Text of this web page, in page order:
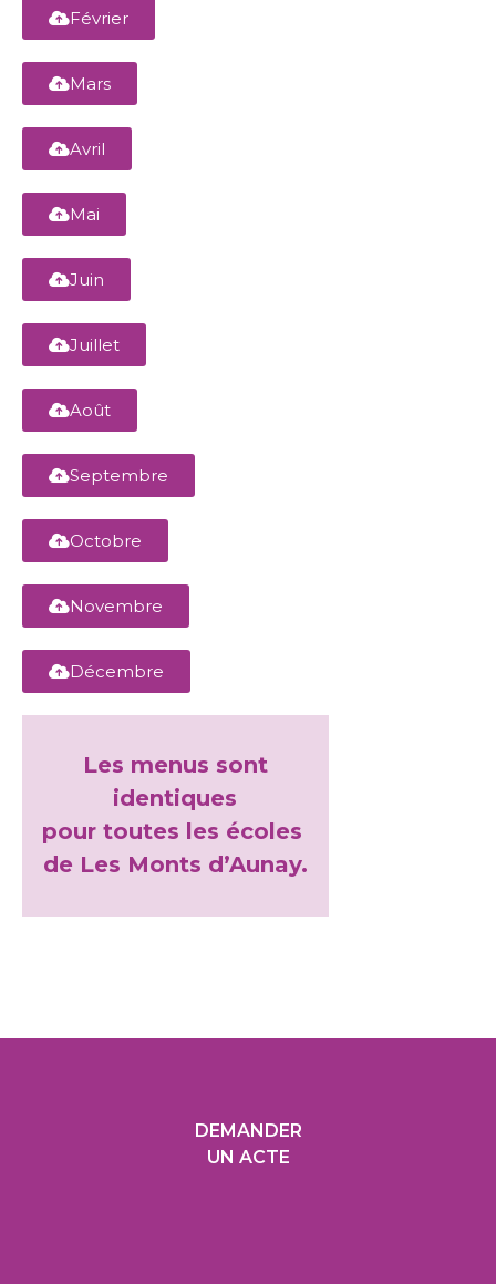
Février
Mars
Avril
Mai
Juin
Juillet
Août
Septembre
Octobre
Novembre
Décembre
Les menus sont
identiques
pour toutes les écoles
de Les Monts d’Aunay.
DEMANDER
UN ACTE